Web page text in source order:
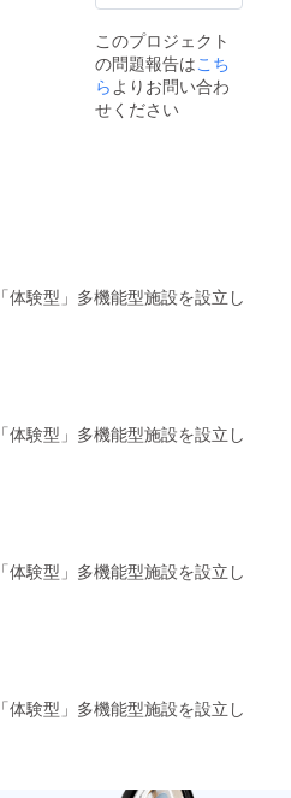
間：120
分×2回
└1回
目：基
調講演
談 └※研
修内容
やりと
りさせ
るロゴ
データ
いただ
きます
150px×
このプロジェクト
の問題報告はこち
ら よりお問い合わ
せください
験型」多機能型施設を設立し
験型」多機能型施設を設立し
験型」多機能型施設を設立し
験型」多機能型施設を設立し